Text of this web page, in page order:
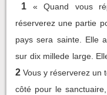
1
« Quand vous
réserverez une partie
pays sera sainte. Elle
sur dix millede large.
2 Vous y réserverez un
côté pour le